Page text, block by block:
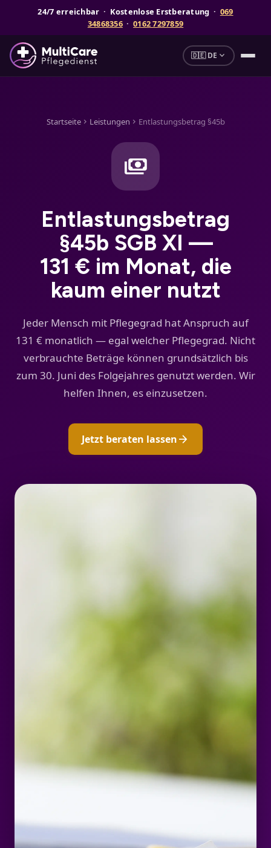
24/7 erreichbar · Kostenlose Erstberatung · 069
34868356·0162 7297859
🇩🇪 DE expand_more
Startseitechevron_right Leistungen chevron_right Entlastungsbetrag §45b
payments
Entlastungsbetrag
§45b SGB XI —
131 € im Monat, die
kaum einer nutzt
Jeder Mensch mit Pflegegrad hat Anspruch auf
131 € monatlich — egal welcher Pflegegrad. Nicht
verbrauchte Beträge können grundsätzlich bis
zum 30. Juni des Folgejahres genutzt werden. Wir
helfen Ihnen, es einzusetzen.
Jetzt beraten lassenarrow_forward